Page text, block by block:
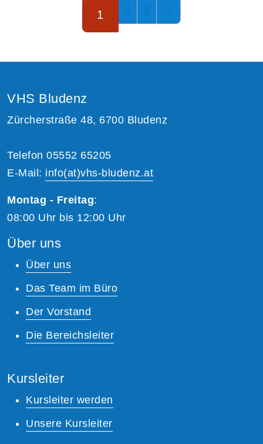
1 2 3
VHS Bludenz
Zürcherstraße 48, 6700 Bludenz
Telefon 05552 65205
E-Mail: info(at)vhs-bludenz.at
Montag - Freitag:
08:00 Uhr bis 12:00 Uhr
Über uns
Über uns
Das Team im Büro
Der Vorstand
Die Bereichsleiter
Kursleiter
Kursleiter werden
Unsere Kursleiter